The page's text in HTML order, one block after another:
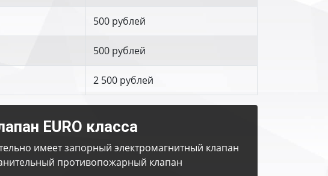
500 рублей
500 рублей
2 500 рублей
EURO класса
имеет запорный электромагнитный клапан
противопожарный клапан